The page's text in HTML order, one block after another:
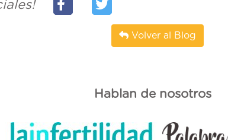
Volver al Blog
Hablan de nosotros